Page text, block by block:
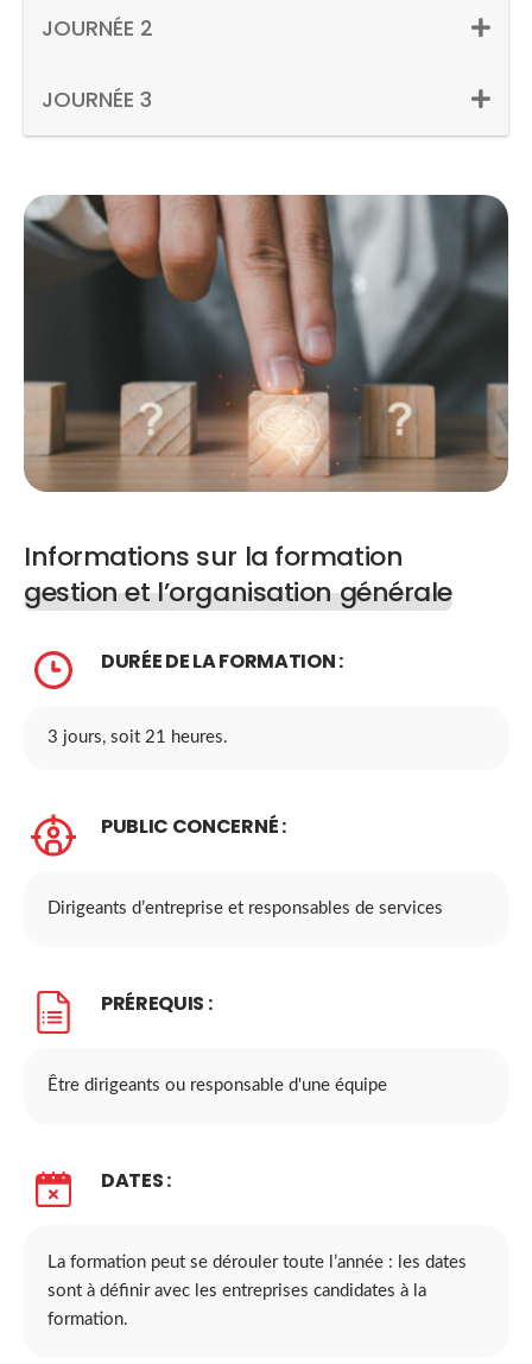
JOURNÉE 2
JOURNÉE 3
Informations sur la formation
gestion et l’organisation générale
DURÉE DE LA FORMATION :
3 jours, soit 21 heures.
PUBLIC CONCERNÉ :
Dirigeants d’entreprise et responsables de services
PRÉREQUIS :
Être dirigeants ou responsable d'une équipe
DATES :
La formation peut se dérouler toute l’année : les dates
sont à définir avec les entreprises candidates à la
formation.